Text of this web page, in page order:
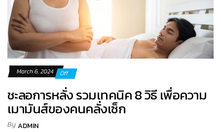
March 6, 2024 Off
ชะลอการหลั่ง รวมเทคนิค 8 วิธี เพื่อความ
เมามันส์ของคนคลั่งเซ็ก
ByADMIN